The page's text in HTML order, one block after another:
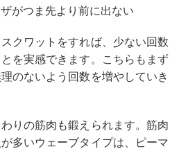
がつま先より前に出ない
クワットをすれば、少ない回数
を実感できます。こちらもまず
のないよう回数を増やしていき
りの筋肉も鍛えられます。筋肉
多いウェーブタイプは、ピーマ